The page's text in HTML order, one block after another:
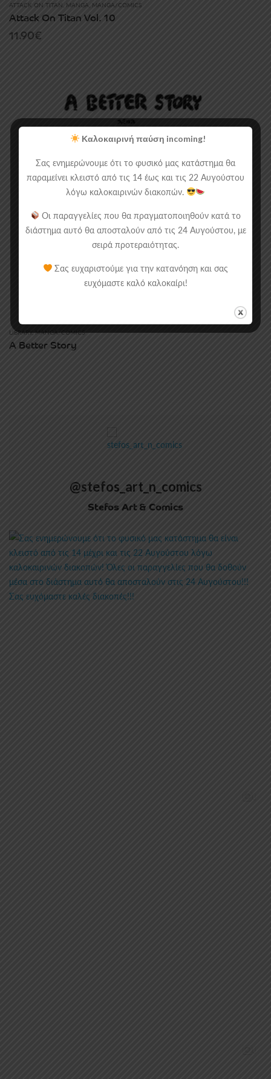
ATTACK ON TITAN MANGA, MANGA/COMICS
Attack On Titan Vol. 10
11.90€
LIBRARY,MANGA/COMICS
A Better Story
@stefos_art_n_comics
Stefos Art & Comics
Καλοκαιρινή παύση incoming!
Σας ενημερώνουμε ότι το φυσικό μας κατάστημα θα
παραμείνει κλειστό από τις 14 έως και τις 22 Αυγούστου
λόγω καλοκαιρινών διακοπών.
Οι παραγγελίες που θα πραγματοποιηθούν κατά το
διάστημα αυτό θα αποσταλούν από τις 24 Αυγούστου, με
σειρά προτεραιότητας.
Σας ευχαριστούμε για την κατανόηση και σας
ευχόμαστε καλό καλοκαίρι!